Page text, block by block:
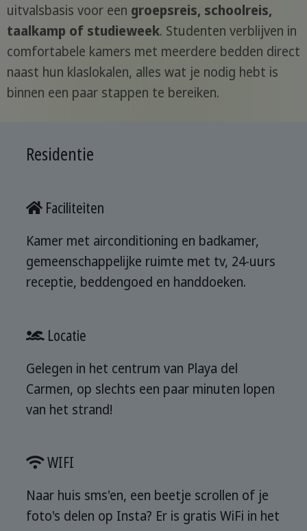
uitvalsbasis voor een groepsreis, schoolreis,
taalkamp of studieweek. Studenten verblijven in
comfortabele kamers met meerdere bedden direct
naast hun klaslokalen, alles wat je nodig hebt is
binnen een paar stappen te bereiken.
Residentie
Faciliteiten
Kamer met airconditioning en badkamer,
gemeenschappelijke ruimte met tv, 24-uurs
receptie, beddengoed en handdoeken.
Locatie
Gelegen in het centrum van Playa del
Carmen, op slechts een paar minuten lopen
van het strand!
WIFI
Naar huis sms'en, een beetje scrollen of je
foto's delen op Insta? Er is gratis WiFi in het